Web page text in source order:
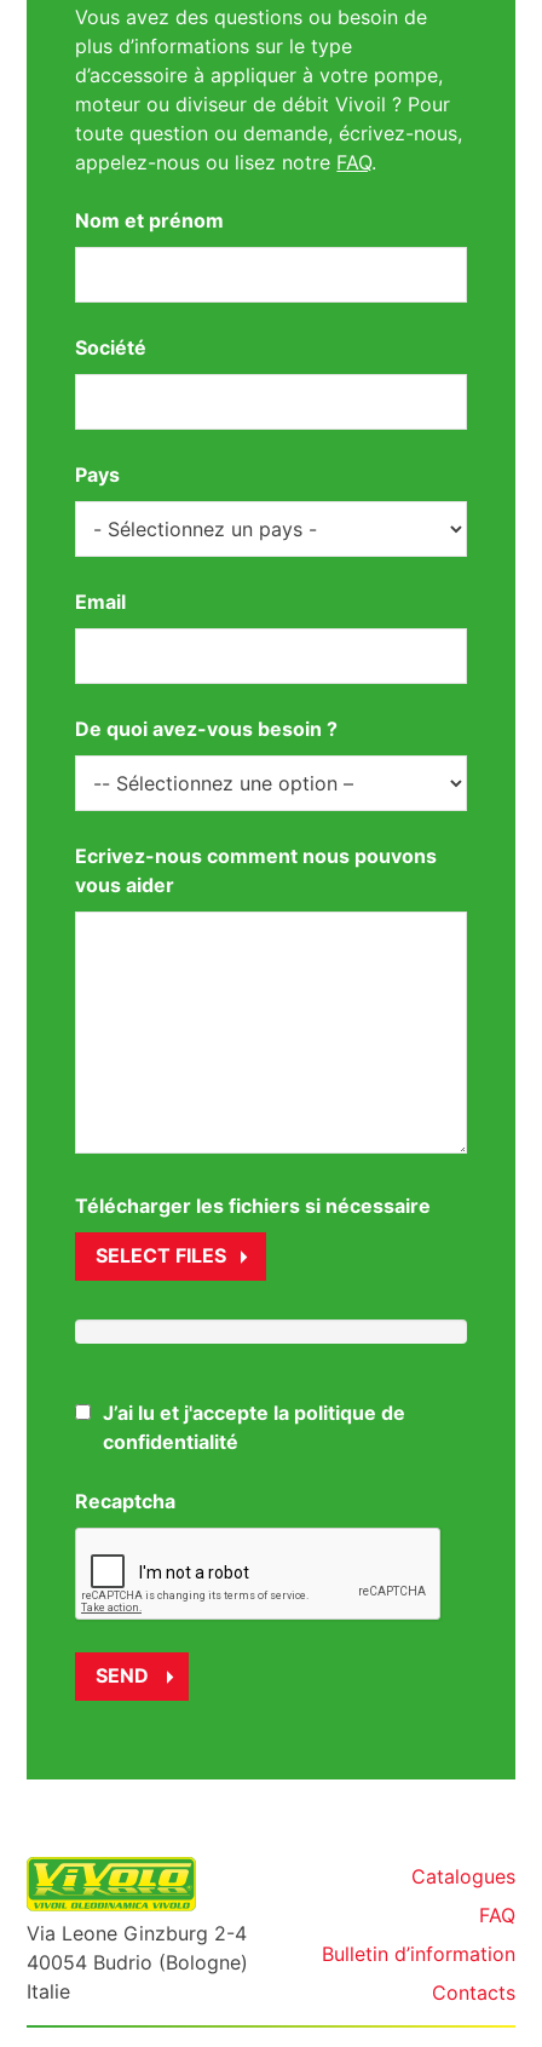
Vous avez des questions ou besoin de
plus d’informations sur le type
d’accessoire à appliquer à votre pompe,
moteur ou diviseur de débit Vivoil ? Pour
toute question ou demande, écrivez-nous,
appelez-nous ou lisez notre FAQ.
Nom et prénom
Société
Pays
Email
De quoi avez-vous besoin ?
Ecrivez-nous comment nous pouvons
vous aider
Télécharger les fichiers si nécessaire
SELECT FILES
J’ai lu et j'accepte la politique de
confidentialité
Recaptcha
Via Leone Ginzburg 2-4
40054 Budrio (Bologne)
Italie
Catalogues
FAQ
Bulletin d’information
Contacts